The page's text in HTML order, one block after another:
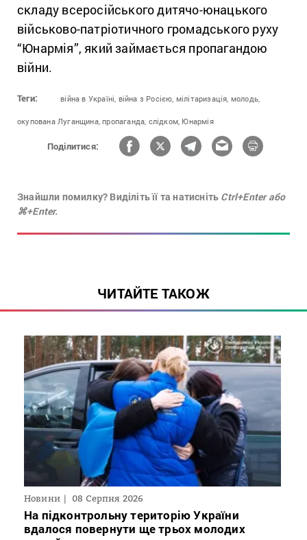
складу всеросійського дитячо-юнацького
військово-патріотичного громадського руху
“Юнармія”, який займається пропагандою
війни.
Теги: війна в Україні, війна з Росією, мілітаризація, молодь,
окупована Луганщина, пропаганда, слідком, Юнармія
Поділитися:
Знайшли помилку? Виділіть її та натисніть Ctrl+Enter або
⌘+Enter.
ЧИТАЙТЕ ТАКОЖ
Новини 08 Серпня 2026
На підконтрольну територію України
вдалося повернути ще трьох молодих